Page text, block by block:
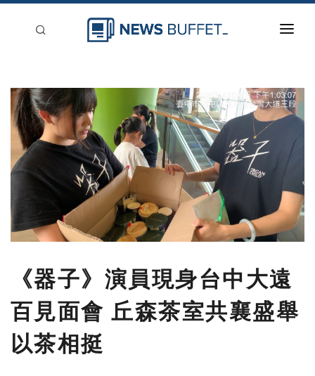
新聞稿分類
登入
《器子》演員現身台中大遠
百見面會 丘森茶室共襄盛舉
以茶相挺